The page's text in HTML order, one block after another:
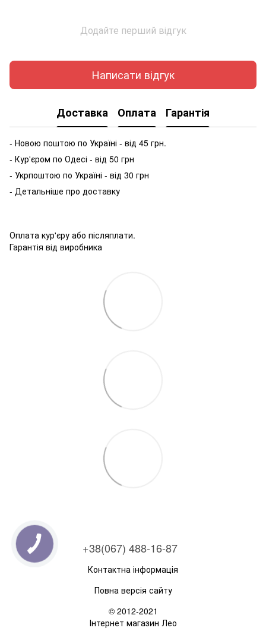
Додайте перший відгук
Написати відгук
Доставка Оплата Гарантія
- Новою поштою по Україні - від 45 грн.
- Кур'єром по Одесі - від 50 грн
- Укрпоштою по Україні - від 30 грн
- Детальніше про доставку
Оплата кур'єру або післяплати.
Гарантія від виробника
+38(067) 488-16-87
Контактна інформація
Повна версія сайту
© 2012-2021
Інтернет магазин Лео